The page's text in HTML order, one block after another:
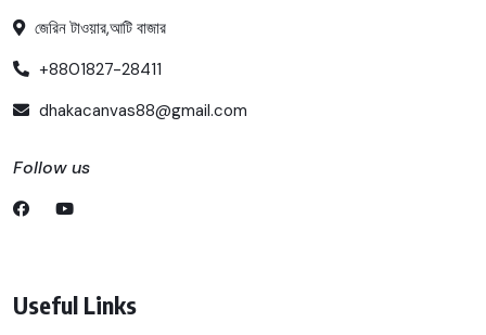
জেরিন টাওয়ার,আটি বাজার
+8801827-28411
dhakacanvas88@gmail.com
Follow us
Useful Links